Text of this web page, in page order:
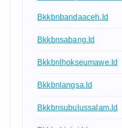
Bkkbnbandaaceh.id
Bkkbnsabang.id
Bkkbnlhokseumawe.id
Bkkbnlangsa.id
Bkkbnsubulussalam.id